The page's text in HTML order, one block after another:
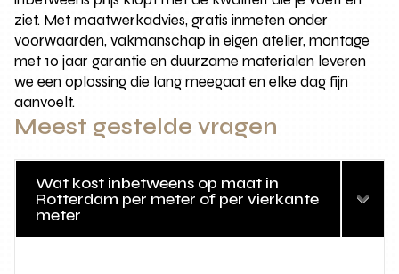
ziet. Met maatwerkadvies, gratis inmeten onder
voorwaarden, vakmanschap in eigen atelier, montage
met 10 jaar garantie en duurzame materialen leveren
we een oplossing die lang meegaat en elke dag fijn
aanvoelt.
Meest gestelde vragen
Wat kost inbetweens op maat in
Rotterdam per meter of per vierkante
meter